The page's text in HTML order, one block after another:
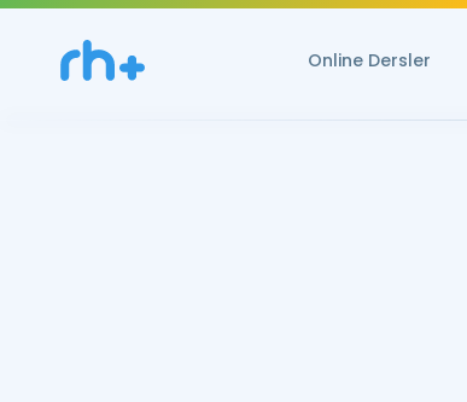
Online Dersler